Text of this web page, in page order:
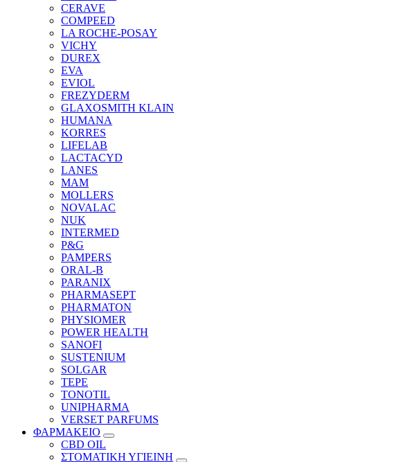
CERAVE
COMPEED
LA ROCHE-POSAY
VICHY
DUREX
EVA
EVIOL
FREZYDERM
GLAXOSMITH KLAIN
HUMANA
KORRES
LIFELAB
LACTACYD
LANES
MAM
MOLLERS
NOVALAC
NUK
INTERMED
P&G
PAMPERS
ORAL-B
PARANIX
PHARMASEPT
PHARMATON
PHYSIOMER
POWER HEALTH
SANOFI
SUSTENIUM
SOLGAR
TEPE
TONOTIL
UNIPHARMA
VERSET PARFUMS
ΦΑΡΜΑΚΕΙΟ
CBD OIL
ΣΤΟΜΑΤΙΚΗ ΥΓΙΕΙΝΗ